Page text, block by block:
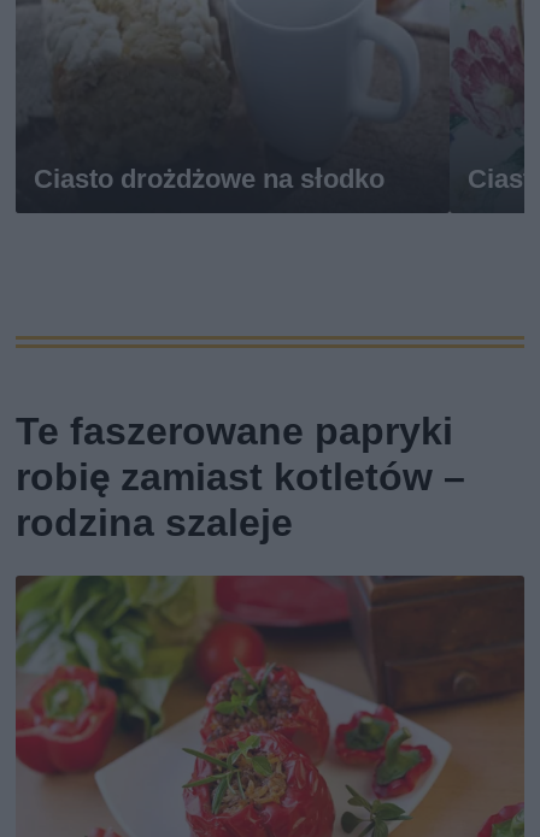
Ciasto drożdżowe na słodko
Te faszerowane papryki
robię zamiast kotletów –
rodzina szaleje